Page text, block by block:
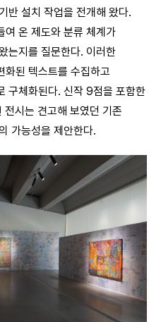
반 설치 작업을 전개해 왔다.
여 온 제도와 분류 체계가
는지를 질문한다. 이러한
화된 텍스트를 수집하고
구체화된다. 신작 9점을 포함한
시는 견고해 보였던 기존
가능성을 제안한다.